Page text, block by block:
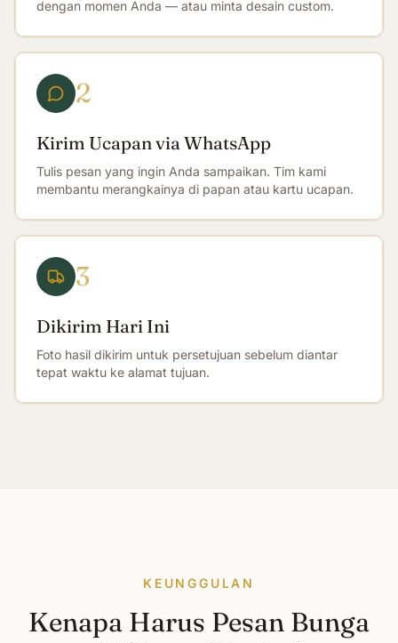
dengan momen Anda — atau minta desain custom.
2
Kirim Ucapan via WhatsApp
Tulis pesan yang ingin Anda sampaikan. Tim kami
membantu merangkainya di papan atau kartu ucapan.
3
Dikirim Hari Ini
Foto hasil dikirim untuk persetujuan sebelum diantar
tepat waktu ke alamat tujuan.
KEUNGGULAN
Kenapa Harus Pesan Bunga